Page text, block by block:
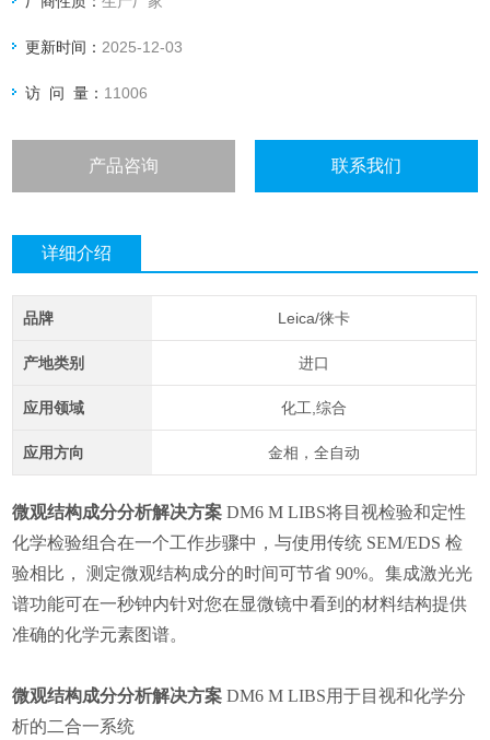
更新时间： 2025-12-03
访 问 量： 11006
产品咨询 联系我们
详细介绍
品牌 Leica/徕卡
产地类别 进口
应用领域 化工,综合
应用方向 金相，全自动
微观结构成分分析解决方案 DM6 M LIBS将目视检验和定性
化学检验组合在一个工作步骤中，与使用传统 SEM/EDS 检
验相比， 测定微观结构成分的时间可节省 90%。集成激光光
谱功能可在一秒钟内针对您在显微镜中看到的材料结构提供
准确的化学元素图谱。
微观结构成分分析解决方案 DM6 M LIBS用于目视和化学分
析的二合一系统